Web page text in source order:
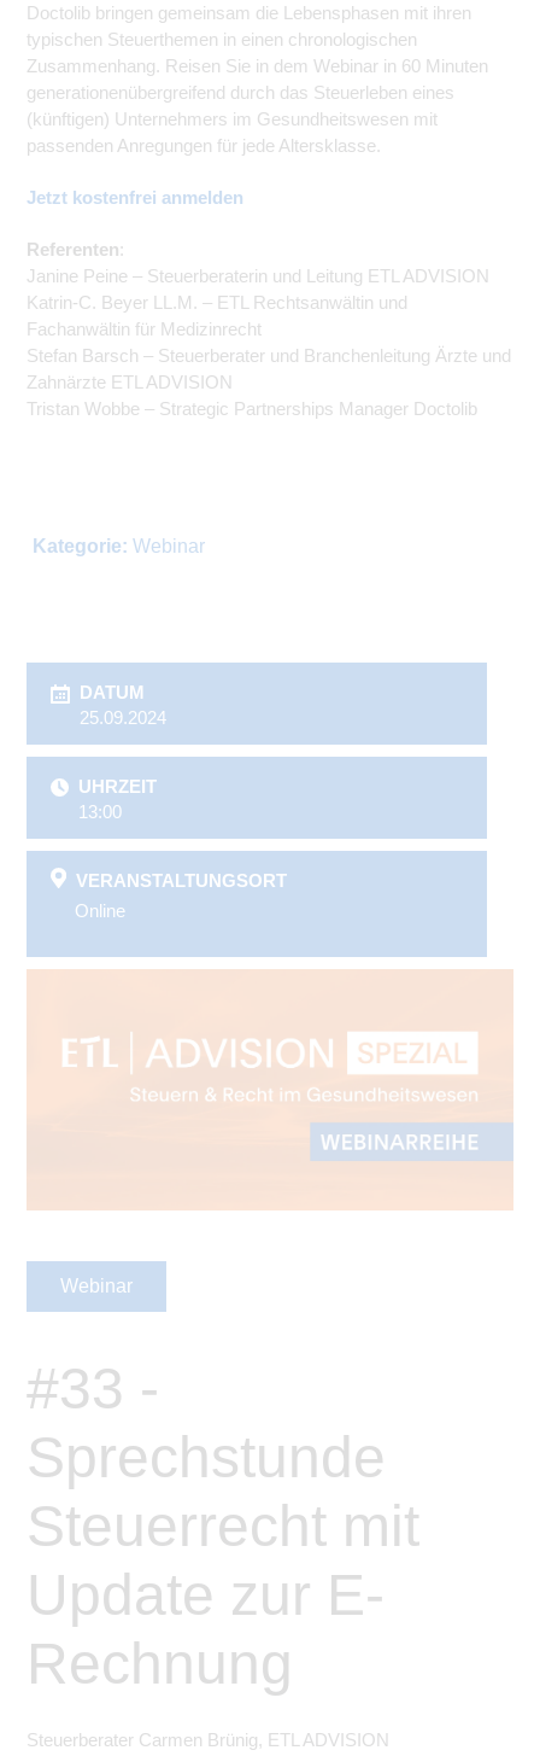
Doctolib bringen gemeinsam die Lebensphasen mit ihren
typischen Steuerthemen in einen chronologischen
Zusammenhang. Reisen Sie in dem Webinar in 60 Minuten
generationenübergreifend durch das Steuerleben eines
(künftigen) Unternehmers im Gesundheitswesen mit
passenden Anregungen für jede Altersklasse.
Jetzt kostenfrei anmelden
Referenten:
Janine Peine – Steuerberaterin und Leitung ETL ADVISION
Katrin-C. Beyer LL.M. – ETL Rechtsanwältin und
Fachanwältin für Medizinrecht
Stefan Barsch – Steuerberater und Branchenleitung Ärzte und
Zahnärzte ETL ADVISION
Tristan Wobbe – Strategic Partnerships Manager Doctolib
Kategorie: Webinar
DATUM
25.09.2024
UHRZEIT
13:00
VERANSTALTUNGSORT
Online
Webinar
#33 -
Sprechstunde
Steuerrecht mit
Update zur E-
Rechnung
Steuerberater Carmen Brünig, ETL ADVISION